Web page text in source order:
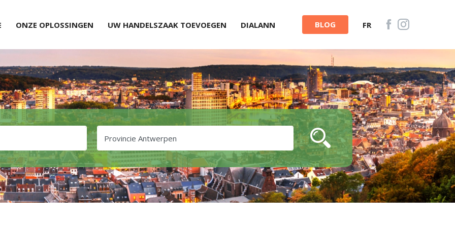
ONZE OPLOSSINGEN UW HANDELSZAAK TOEVOEGEN DIALANN BLOG FR